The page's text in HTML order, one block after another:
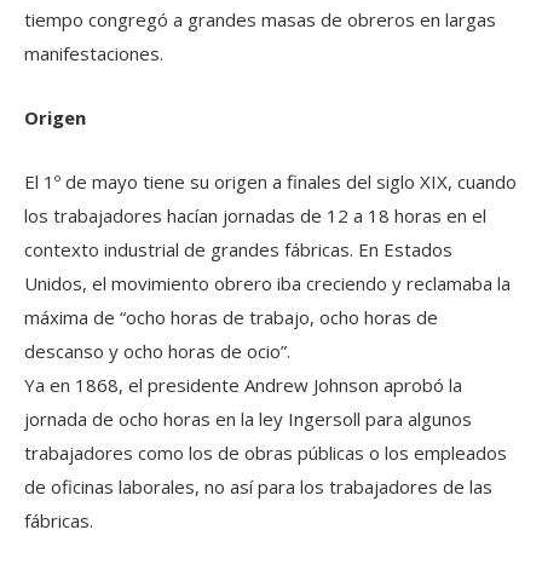
tiempo congregó a grandes masas de obreros en largas
manifestaciones.
Origen
El 1º de mayo tiene su origen a finales del siglo XIX, cuando
los trabajadores hacían jornadas de 12 a 18 horas en el
contexto industrial de grandes fábricas. En Estados
Unidos, el movimiento obrero iba creciendo y reclamaba la
máxima de “ocho horas de trabajo, ocho horas de
descanso y ocho horas de ocio”.
Ya en 1868, el presidente Andrew Johnson aprobó la
jornada de ocho horas en la ley Ingersoll para algunos
trabajadores como los de obras públicas o los empleados
de oficinas laborales, no así para los trabajadores de las
fábricas.